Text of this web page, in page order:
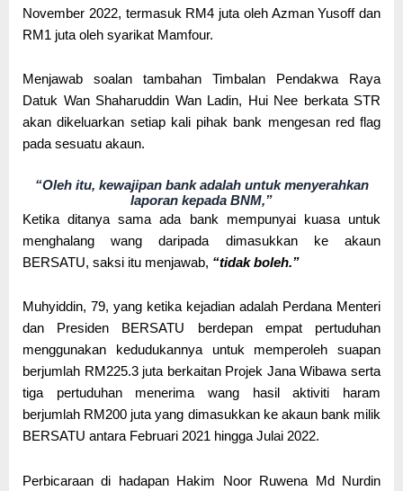
November 2022, termasuk RM4 juta oleh Azman Yusoff dan
RM1 juta oleh syarikat Mamfour.
Menjawab soalan tambahan Timbalan Pendakwa Raya
Datuk Wan Shaharuddin Wan Ladin, Hui Nee berkata STR
akan dikeluarkan setiap kali pihak bank mengesan red flag
pada sesuatu akaun.
“Oleh itu, kewajipan bank adalah untuk menyerahkan
laporan kepada BNM,”
Ketika ditanya sama ada bank mempunyai kuasa untuk
menghalang wang daripada dimasukkan ke akaun
BERSATU, saksi itu menjawab, “tidak boleh.”
Muhyiddin, 79, yang ketika kejadian adalah Perdana Menteri
dan Presiden BERSATU berdepan empat pertuduhan
menggunakan kedudukannya untuk memperoleh suapan
berjumlah RM225.3 juta berkaitan Projek Jana Wibawa serta
tiga pertuduhan menerima wang hasil aktiviti haram
berjumlah RM200 juta yang dimasukkan ke akaun bank milik
BERSATU antara Februari 2021 hingga Julai 2022.
Perbicaraan di hadapan Hakim Noor Ruwena Md Nurdin